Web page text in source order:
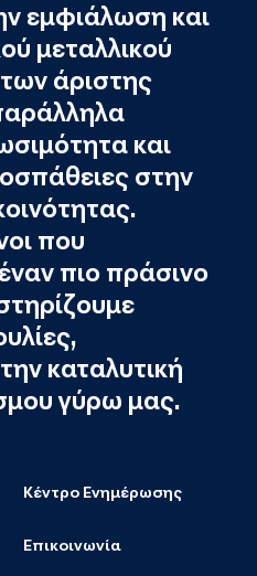
εμφιάλωση και
μεταλλικού
άριστης
και
στην
που
πιο πράσινο
καταλυτική
γύρω μας.
Κέντρο Ενημέρωσης
Επικοινωνία